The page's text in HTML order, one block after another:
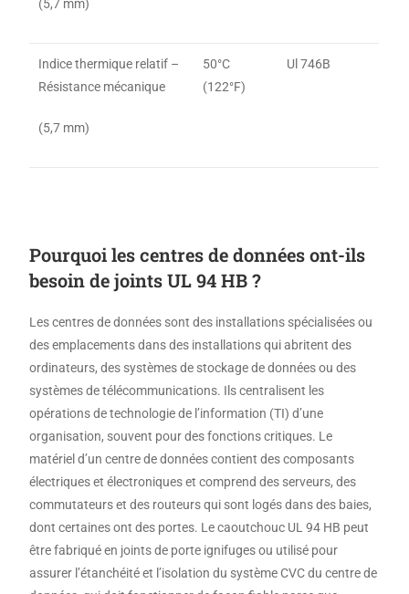
(5,7 mm)
Indice thermique relatif –
Résistance mécanique
(5,7 mm)
50°C
(122°F)
Ul 746B
Pourquoi les centres de données ont-ils
besoin de joints UL 94 HB ?
Les centres de données sont des installations spécialisées ou
des emplacements dans des installations qui abritent des
ordinateurs, des systèmes de stockage de données ou des
systèmes de télécommunications. Ils centralisent les
opérations de technologie de l’information (TI) d’une
organisation, souvent pour des fonctions critiques. Le
matériel d’un centre de données contient des composants
électriques et électroniques et comprend des serveurs, des
commutateurs et des routeurs qui sont logés dans des baies,
dont certaines ont des portes. Le caoutchouc UL 94 HB peut
être fabriqué en joints de porte ignifuges ou utilisé pour
assurer l’étanchéité et l’isolation du système CVC du centre de